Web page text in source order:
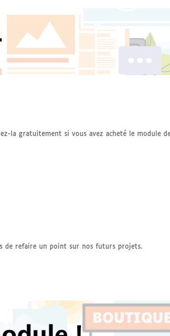
la gratuitement si vous avez acheté le module
de refaire un point sur nos futurs projets.